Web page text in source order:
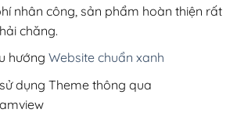
nhân công, sản phẩm hoàn thiện rất
chăng.
hướng Website chuẩn xanh
dụng Theme thông qua